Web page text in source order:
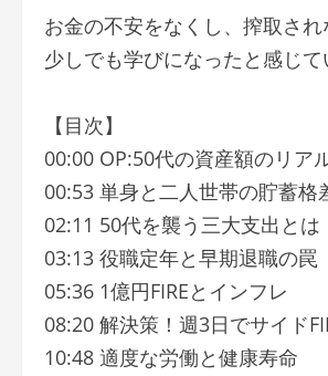
お金の不安をなくし、搾取さ
少しでも学びになったと感じ
【目次】
00:00 OP:50代の資産額のリア
00:53 単身と二人世帯の貯蓄格
02:11 50代を襲う三大支出とは
03:13 役職定年と早期退職の罠
05:36 1億円FIREとインフレ
08:20 解決策！週3日でサイド
10:48 適度な労働と健康寿命